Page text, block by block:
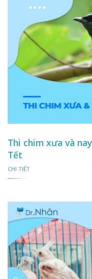
Thi chim xưa và
Tết
CHI TIẾT